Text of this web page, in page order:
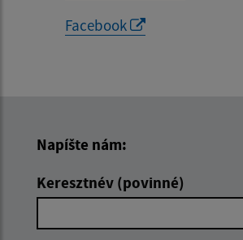
Facebook
Napíšte nám:
Keresztnév (povinné)